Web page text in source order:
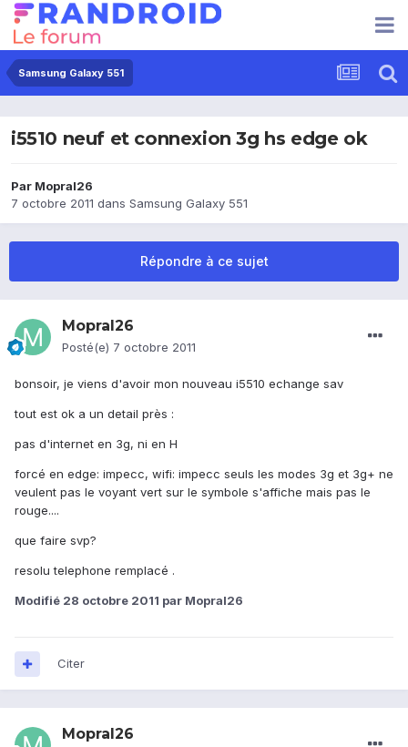
Samsung Galaxy 551
i5510 neuf et connexion 3g hs edge ok
Par Mopral26
7 octobre 2011 dans Samsung Galaxy 551
Répondre à ce sujet
Mopral26
Posté(e) 7 octobre 2011
bonsoir, je viens d'avoir mon nouveau i5510 echange sav
tout est ok a un detail près :
pas d'internet en 3g, ni en H
forcé en edge: impecc, wifi: impecc seuls les modes 3g et 3g+ ne
veulent pas le voyant vert sur le symbole s'affiche mais pas le
rouge....
que faire svp?
resolu telephone remplacé .
Modifié 28 octobre 2011 par Mopral26
Citer
Mopral26